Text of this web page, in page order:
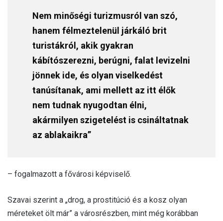
Nem minőségi turizmusról van szó,
hanem félmeztelenül járkáló brit
turistákról, akik gyakran
kábítószerezni, berúgni, falat levizelni
jönnek ide, és olyan viselkedést
tanúsítanak, ami mellett az itt élők
nem tudnak nyugodtan élni,
akármilyen szigetelést is csináltatnak
az ablakaikra”
– fogalmazott a fővárosi képviselő.
Szavai szerint a „drog, a prostitúció és a kosz olyan
méreteket ölt már” a városrészben, mint még korábban